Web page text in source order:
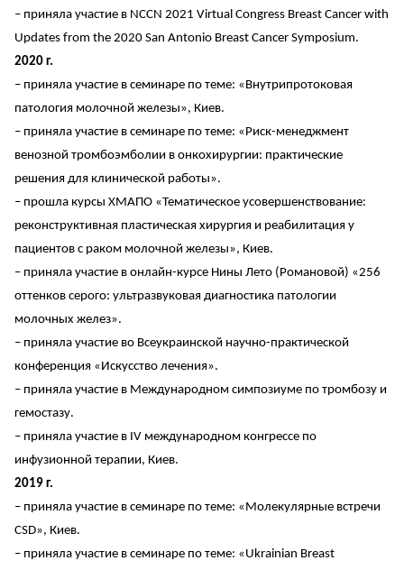
– приняла участие в NCCN 2021 Virtual Congress Breast Cancer with
Updates from the 2020 San Antonio Breast Cancer Symposium.
2020 г.
– приняла участие в семинаре по теме: «Внутрипротоковая
патология молочной железы», Киев.
– приняла участие в семинаре по теме: «Риск-менеджмент
венозной тромбоэмболии в онкохирургии: практические
решения для клинической работы».
– прошла курсы ХМАПО «Тематическое усовершенствование:
реконструктивная пластическая хирургия и реабилитация у
пациентов с раком молочной железы», Киев.
– приняла участие в онлайн-курсе Нины Лето (Романовой) «256
оттенков серого: ультразвуковая диагностика патологии
молочных желез».
– приняла участие во Всеукраинской научно-практической
конференция «Искусство лечения».
– приняла участие в Международном симпозиуме по тромбозу и
гемостазу.
– приняла участие в IV международном конгрессе по
инфузионной терапии, Киев.
2019 г.
– приняла участие в семинаре по теме: «Молекулярные встречи
CSD», Киев.
– приняла участие в семинаре по теме: «Ukrainian Breast